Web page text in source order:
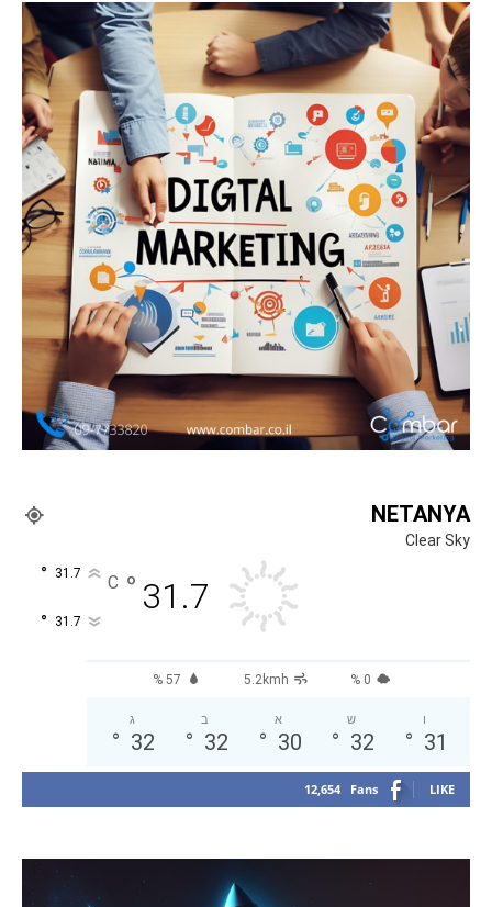
NETANYA
Clear Sky
31.7
°
C
31.7
°
31.7
°
57 % 5.2kmh 0 %
ו
31
°
ש
32
°
א
30
°
ב
32
°
ג
32
°
12,654 Fans LIKE